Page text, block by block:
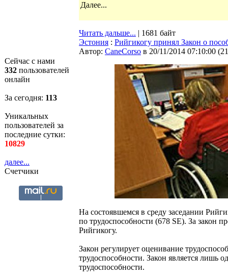
Сейчас с нами
332 пользователей
онлайн
За сегодня: 113
Уникальных
пользователей за
последние сутки:
10829
далее...
Счетчики
Далее...
Читать дальше... | 1681 байт
Эстония : Рийгикогу принял Закон о
Автор: CaneCorso в 20/11/2014 07:10:00 (
На состоявшемся в среду заседании
по трудоспособности (678 SE). За закон
Рийгикогу.
Закон регулирует оценивание
трудоспособности. Закон является лишь
трудоспособности.